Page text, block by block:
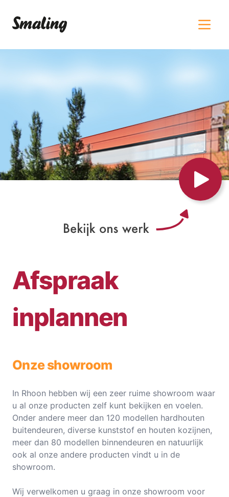
Afspraak
inplannen
Onze showroom
In Rhoon hebben wij een zeer ruime showroom waar
u al onze producten zelf kunt bekijken en voelen.
Onder andere meer dan 120 modellen hardhouten
buitendeuren, diverse kunststof en houten kozijnen,
meer dan 80 modellen binnendeuren en natuurlijk
ook al onze andere producten vindt u in de
showroom.
Wij verwelkomen u graag in onze showroom voor